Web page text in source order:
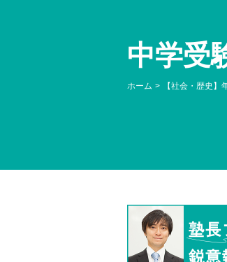
中学受
ホーム 【社会・歴史